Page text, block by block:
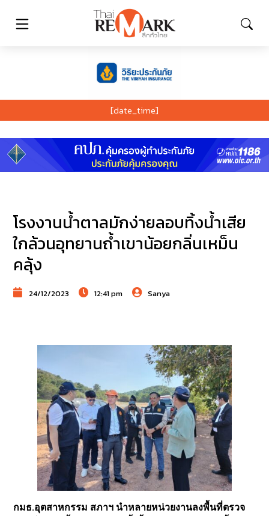
[date_time]
โรงงานน้ำตาลมักง่ายลอบทิ้งน้ำเสีย
ใกล้วนอุทยานถ้ำเขาน้อยกลิ่นเหม็น
คลุ้ง
24/12/2023 12:41 pm Sanya
กมธ.อุตสาหกรรม สภาฯ นำหลายหน่วยงานลงพื้นที่ตรวจ